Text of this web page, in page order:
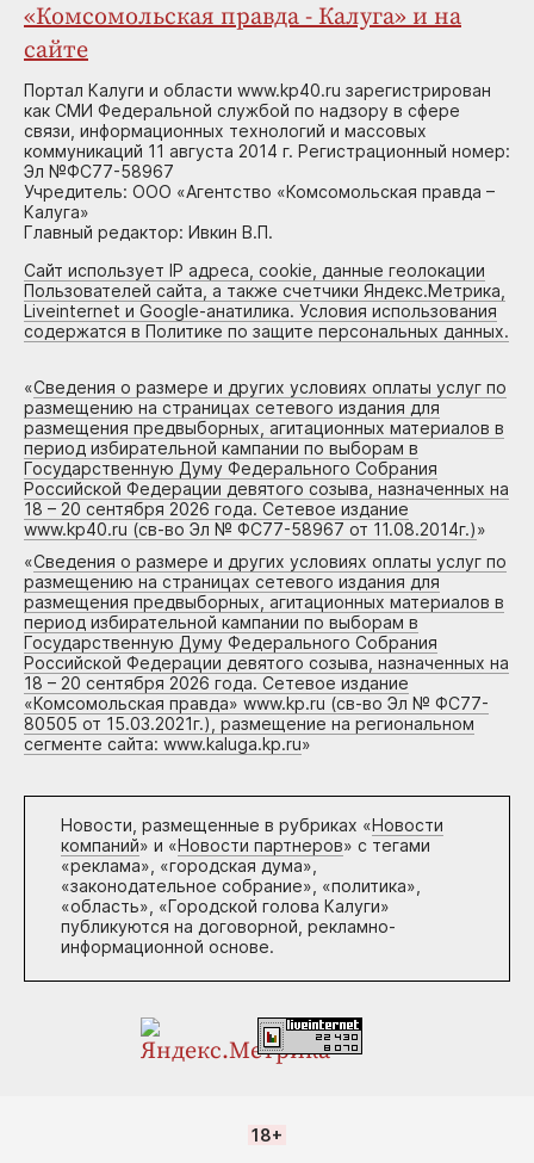
«Комсомольская правда - Калуга» и на
сайте
Портал Калуги и области www.kp40.ru зарегистрирован
как СМИ Федеральной службой по надзору в сфере
связи, информационных технологий и массовых
коммуникаций 11 августа 2014 г. Регистрационный номер:
Эл №ФС77-58967
Учредитель: ООО «Агентство «Комсомольская правда –
Калуга»
Главный редактор: Ивкин В.П.
Сайт использует IP адреса, cookie, данные геолокации
Пользователей сайта, а также счетчики Яндекс.Метрика,
Liveinternet и Google-анатилика. Условия использования
содержатся в Политике по защите персональных данных.
«Сведения о размере и других условиях оплаты услуг по
размещению на страницах сетевого издания для
размещения предвыборных, агитационных материалов в
период избирательной кампании по выборам в
Государственную Думу Федерального Собрания
Российской Федерации девятого созыва, назначенных на
18 – 20 сентября 2026 года. Сетевое издание
www.kp40.ru (св-во Эл № ФС77-58967 от 11.08.2014г.)»
«Сведения о размере и других условиях оплаты услуг по
размещению на страницах сетевого издания для
размещения предвыборных, агитационных материалов в
период избирательной кампании по выборам в
Государственную Думу Федерального Собрания
Российской Федерации девятого созыва, назначенных на
18 – 20 сентября 2026 года. Сетевое издание
«Комсомольская правда» www.kp.ru (св-во Эл № ФС77-
80505 от 15.03.2021г.), размещение на региональном
сегменте сайта: www.kaluga.kp.ru»
Новости, размещенные в рубриках «Новости
компаний» и «Новости партнеров» с тегами
«реклама», «городская дума»,
«законодательное собрание», «политика»,
«область», «Городской голова Калуги»
публикуются на договорной, рекламно-
информационной основе.
18+